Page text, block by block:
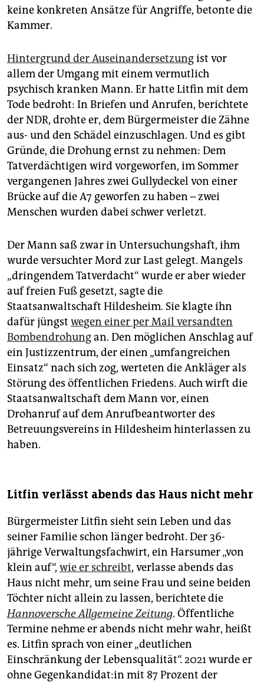
keine konkreten Ansätze für Angriffe, betonte die
Kammer.
Hintergrund der Auseinandersetzungist vor
allem der Umgang mit einem vermutlich
psychisch kranken Mann. Er hatte Litfin mit dem
Tode bedroht: In Briefen und Anrufen, berichtete
der NDR, drohte er, dem Bürgermeister die Zähne
aus- und den Schädel einzuschlagen. Und es gibt
Gründe, die Drohung ernst zu nehmen: Dem
Tatverdächtigen wird vorgeworfen, im Sommer
vergangenen Jahres zwei Gullydeckel von einer
Brücke auf die A7 geworfen zu haben – zwei
Menschen wurden dabei schwer verletzt.
Der Mann saß zwar in Untersuchungshaft, ihm
wurde versuchter Mord zur Last gelegt. Mangels
„dringendem Tatverdacht“ wurde er aber wieder
auf freien Fuß gesetzt, sagte die
Staatsanwaltschaft Hildesheim. Sie klagte ihn
dafür jüngst wegen einer per Mail versandten
Bombendrohungan. Den möglichen Anschlag auf
ein Justizzentrum, der einen „umfangreichen
Einsatz“ nach sich zog, werteten die Ankläger als
Störung des öffentlichen Friedens. Auch wirft die
Staatsanwaltschaft dem Mann vor, einen
Drohanruf auf dem Anrufbeantworter des
Betreuungsvereins in Hildesheim hinterlassen zu
haben.
Litfin verlässt abends das Haus nicht mehr
Bürgermeister Litfin sieht sein Leben und das
seiner Familie schon länger bedroht. Der 36-
jährige Verwaltungsfachwirt, ein Harsumer „von
klein auf“, wie er schreibt, verlasse abends das
Haus nicht mehr, um seine Frau und seine beiden
Töchter nicht allein zu lassen, berichtete die
Hannoversche Allgemeine Zeitung. Öffentliche
Termine nehme er abends nicht mehr wahr, heißt
es. Litfin sprach von einer „deutlichen
Einschränkung der Lebensqualität“. 2021 wurde er
ohne Ge­gen­kan­di­da­t:in mit 87 Prozent der